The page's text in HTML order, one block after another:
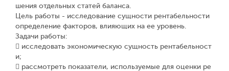
шения отдельных статей баланса.
Цель работы - исследование сущности рентабельности
определение факторов, влияющих на ее уровень.
Задачи работы:
 исследовать экономическую сущность рентабельност
и;
 рассмотреть показатели, используемые для оценки ре